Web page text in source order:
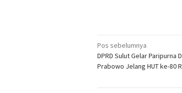
Navigasi
pos
Pos sebelumnya
DPRD Sulut Gelar Paripurna
Prabowo Jelang HUT ke-80